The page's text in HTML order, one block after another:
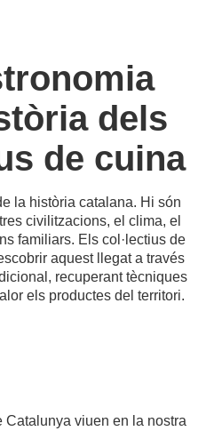
dels
de cuina
la història catalana. Hi són
civilitzacions, el clima, el
familiars. Els col·lectius de
aquest llegat a través
recuperant tècniques
els productes del territori.
Catalunya viuen en la nostra